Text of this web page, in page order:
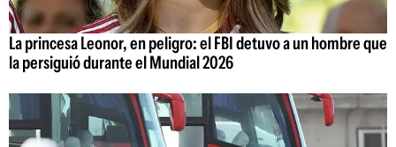
La princesa Leonor, en peligro: el FBI detuvo a un hombre que
la persiguió durante el Mundial 2026